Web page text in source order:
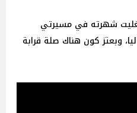
شهرته في مسيرتي
وبعتز كون هناك صلة قرابة